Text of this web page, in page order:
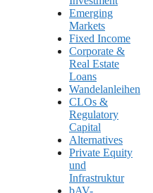
Emerging
Markets
Fixed Income
Corporate &
Real Estate
Loans
Wandelanleihen
CLOs &
Regulatory
Capital
Alternatives
Private Equity
und
Infrastruktur